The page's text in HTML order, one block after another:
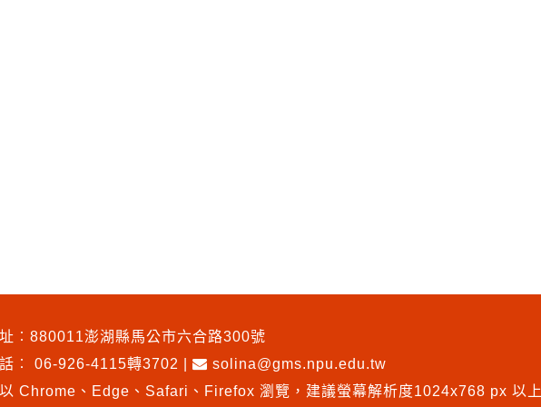
︰880011澎湖縣馬公市六合路300號
︰ 06-926-4115轉3702
solina@gms.npu.edu.tw
Chrome、Edge、Safari、Firefox 瀏覽 ， 建議螢幕解析度1024x768 px 以上